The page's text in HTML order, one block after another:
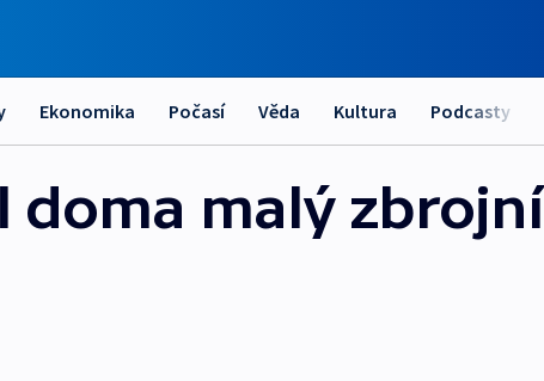
Ekonomika Počasí Věda Kultura Podcasty
doma malý zbrojní